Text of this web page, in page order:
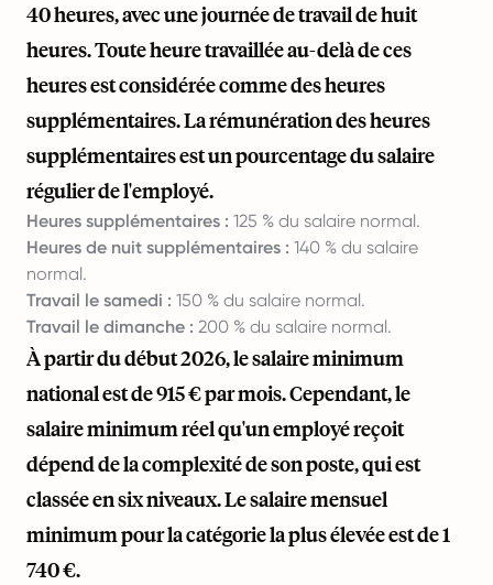
40 heures, avec une journée de travail de huit
heures. Toute heure travaillée au-delà de ces
heures est considérée comme des heures
supplémentaires. La rémunération des heures
supplémentaires est un pourcentage du salaire
régulier de l'employé.
Heures supplémentaires : 125 % du salaire normal.
Heures de nuit supplémentaires : 140 % du salaire
normal.
Travail le samedi : 150 % du salaire normal.
Travail le dimanche : 200 % du salaire normal.
À partir du début 2026, le salaire minimum
national est de 915 € par mois. Cependant, le
salaire minimum réel qu'un employé reçoit
dépend de la complexité de son poste, qui est
classée en six niveaux. Le salaire mensuel
minimum pour la catégorie la plus élevée est de 1
740 €.